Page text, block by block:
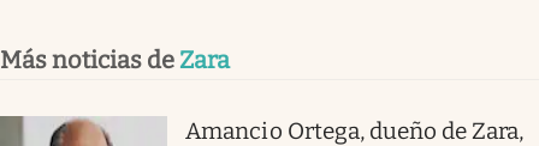
Más noticias deZara
Amancio Ortega, dueño de Zara,